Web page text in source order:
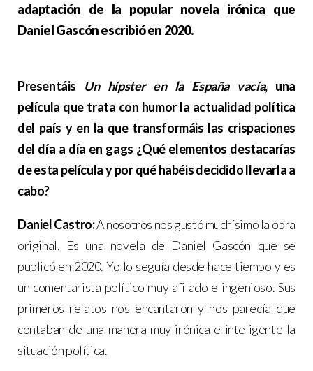
adaptación de la popular novela irónica que
Daniel Gascón escribió en 2020.
Presentáis Un hípster en la España vacía, una
película que trata con humor la actualidad política
del país y en la que transformáis las crispaciones
del día a día en gags ¿Qué elementos destacarías
de esta película y por qué habéis decidido llevarla a
cabo?
Daniel Castro:A nosotros nos gustó muchísimo la obra
original. Es una novela de Daniel Gascón que se
publicó en 2020. Yo lo seguía desde hace tiempo y es
un comentarista político muy afilado e ingenioso. Sus
primeros relatos nos encantaron y nos parecía que
contaban de una manera muy irónica e inteligente la
situación política.